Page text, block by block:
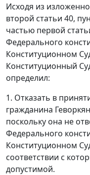
Исходя из
второй статьи 40,
частью первой
Федерального
Конституционном
Конституционный
определил:
1. Отказать в
гражданина
поскольку она не
Федерального
Конституционном
соответствии с
допустимой.